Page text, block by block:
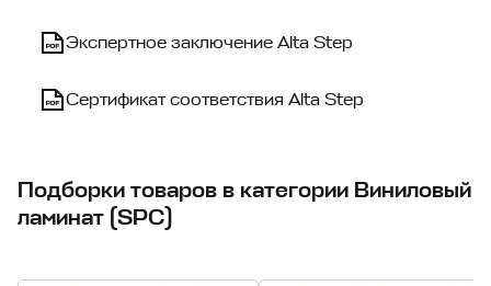
Экспертное заключение Alta Step
Сертификат соответствия Alta Step
Подборки товаров в категории Виниловый
ламинат (SPC)